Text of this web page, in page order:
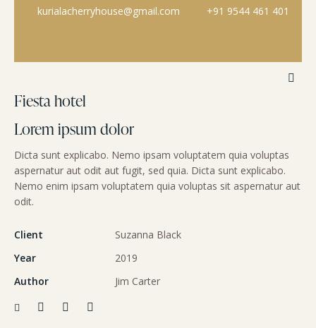
kurialacherryhouse@gmail.com +91 9544 461 401
Fiesta hotel
Lorem ipsum dolor
Dicta sunt explicabo. Nemo ipsam voluptatem quia voluptas
aspernatur aut odit aut fugit, sed quia. Dicta sunt explicabo.
Nemo enim ipsam voluptatem quia voluptas sit aspernatur aut
odit.
Client
Suzanna Black
Year
2019
Author
Jim Carter